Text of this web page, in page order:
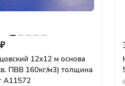
12х12 м основа
ПВВ 160кг/м3) толщина
A11572